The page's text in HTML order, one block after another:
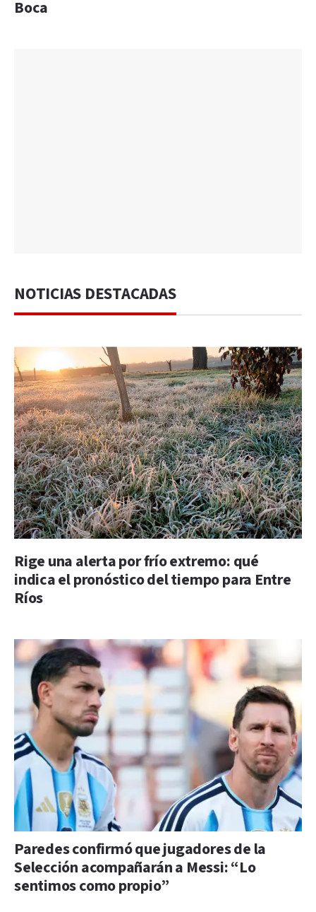
Boca
NOTICIAS DESTACADAS
Rige una alerta por frío extremo: qué
indica el pronóstico del tiempo para Entre
Ríos
Paredes confirmó que jugadores de la
Selección acompañarán a Messi: “Lo
sentimos como propio”